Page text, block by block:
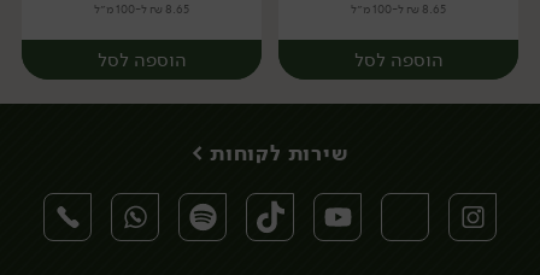
8.65 ₪ ל-100 מ״ל
הוספה לסל
8.65 ₪ ל-100 מ״ל
הוספה לסל
שירות לקוחות >